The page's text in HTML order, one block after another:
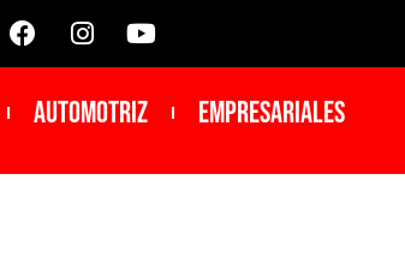
Automotriz Empresariales